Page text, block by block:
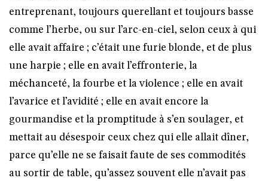
entreprenant, toujours querellant et toujours basse
comme l’herbe, ou sur l’arc-en-ciel, selon ceux à qui
elle avait affaire ; c’était une furie blonde, et de plus
une harpie ; elle en avait l’effronterie, la
méchanceté, la fourbe et la violence ; elle en avait
l’avarice et l’avidité ; elle en avait encore la
gourmandise et la promptitude à s’en soulager, et
mettait au désespoir ceux chez qui elle allait dîner,
parce qu’elle ne se faisait faute de ses commodités
au sortir de table, qu’assez souvent elle n’avait pas